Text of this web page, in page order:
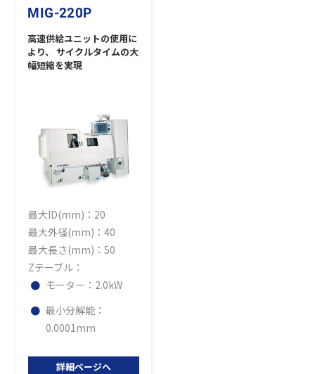
MIG-220P
高速供給ユニットの使用に
より、 サイクルタイムの大
幅短縮を実現
最大ID(mm)：20
最大外径(mm)：40
最大長さ(mm)：50
Zテーブル：
モーター：2.0kW
最小分解能：
0.0001mm
詳細ページへ